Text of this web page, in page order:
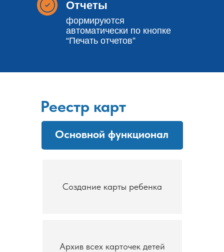
Отчеты
формируются
автоматически по кнопке
“Печать отчетов”
Реестр карт
Создание карты ребенка
Архив всех карточек детей
Основной функционал